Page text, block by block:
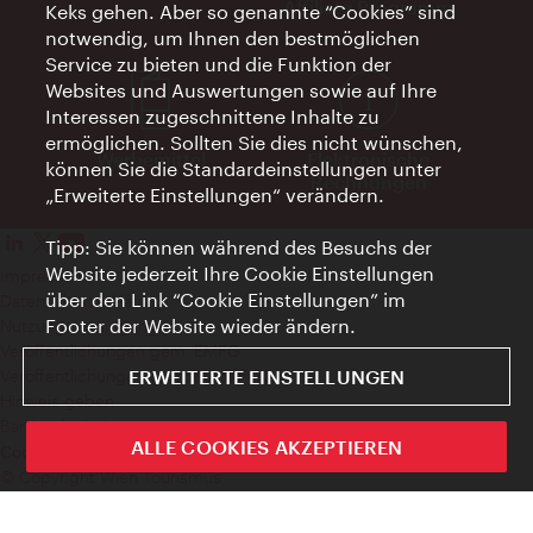
Affiliate Programm
Werbemittel
Elektronische
Rechnungen
Impressum
Datenschutzerklärung
Nutzungsbedingungen
Veröffentlichungen gem. EMFG
Veröffentlichungen gem. MedKF‑TG
Hinweis geben
Barrierefreiheit
Cookie Einstellungen
© Copyright Wien Tourismus
Keks gehen. Aber so genannte “Cookies” sind
notwendig, um Ihnen den bestmöglichen
Service zu bieten und die Funktion der
Websites und Auswertungen sowie auf Ihre
Interessen zugeschnittene Inhalte zu
ermöglichen. Sollten Sie dies nicht wünschen,
können Sie die Standardeinstellungen unter
„Erweiterte Einstellungen“ verändern.
Tipp: Sie können während des Besuchs der
Website jederzeit Ihre Cookie Einstellungen
über den Link “Cookie Einstellungen” im
Footer der Website wieder ändern.
ERWEITERTE EINSTELLUNGEN
ALLE COOKIES AKZEPTIEREN